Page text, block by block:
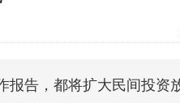
央行公开市场净投放
恒生聚源：北斗收官
报告，都将扩大民间投资